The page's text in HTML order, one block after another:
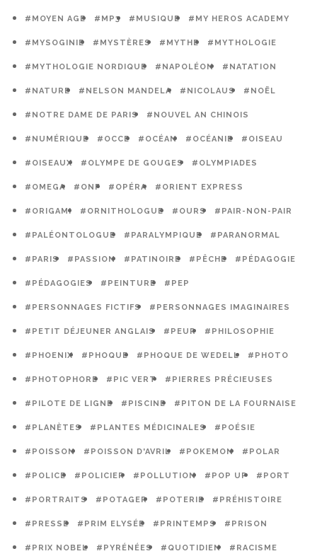
#MOYEN AGE #MP3 #MUSIQUE #MY HEROS ACADEMY
#MYSOGINIE #MYSTÈRES #MYTHE #MYTHOLOGIE
#MYTHOLOGIE NORDIQUE #NAPOLÉON #NATATION
#NATURE #NELSON MANDELA #NICOLAUS #NOËL
#NOTRE DAME DE PARIS #NOUVEL AN CHINOIS
#NUMÉRIQUE #OCCE #OCÉAN #OCÉANIE #OISEAU
#OISEAUX #OLYMPE DE GOUGES #OLYMPIADES
#OMEGA #ONF #OPÉRA #ORIENT EXPRESS
#ORIGAMI #ORNITHOLOGUE #OURS #PAIR-NON-PAIR
#PALÉONTOLOGUE #PARALYMPIQUE #PARANORMAL
#PARIS #PASSION #PATINOIRE #PÊCHE #PÉDAGOGIE
#PÉDAGOGIES #PEINTURE #PEP
#PERSONNAGES FICTIFS #PERSONNAGES IMAGINAIRES
#PETIT DÉJEUNER ANGLAIS #PEUR #PHILOSOPHIE
#PHOENIX #PHOQUE #PHOQUE DE WEDELL #PHOTO
#PHOTOPHORE #PIC VERT #PIERRES PRÉCIEUSES
#PILOTE DE LIGNE #PISCINE #PITON DE LA FOURNAISE
#PLANÈTES #PLANTES MÉDICINALES #POÉSIE
#POISSON #POISSON D'AVRIL #POKEMON #POLAR
#POLICE #POLICIER #POLLUTION #POP UP #PORT
#PORTRAITS #POTAGER #POTERIE #PRÉHISTOIRE
#PRESSE #PRIM ELYSÉE #PRINTEMPS #PRISON
#PRIX NOBEL #PYRÉNÉES #QUOTIDIEN #RACISME